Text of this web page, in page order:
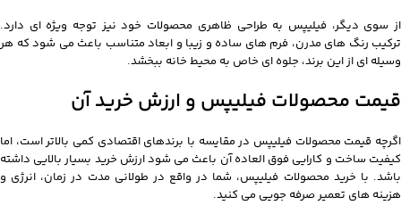
از سوی دیگر، فیلیپس به طراحی ظاهری محصولات خود نیز توجه ویژه ای دارد.
ترکیب رنگ های مدرن، فرم های ساده و زیبا و ابعاد متناسب باعث می شود که هر
وسیله ای از این برند، جلوه ای خاص به محیط خانه ببخشد.
قیمت محصولات فیلیپس و ارزش خرید آن
اگرچه قیمت محصولات فیلیپس در مقایسه با برندهای اقتصادی کمی بالاتر است، اما
کیفیت ساخت و کارایی فوق العاده آن باعث می شود ارزش خرید بسیار بالایی داشته
باشد. با خرید محصولات فیلیپس، شما در واقع در طولانی مدت در زمان، انرژی و
هزینه های تعمیر صرفه جویی می کنید.